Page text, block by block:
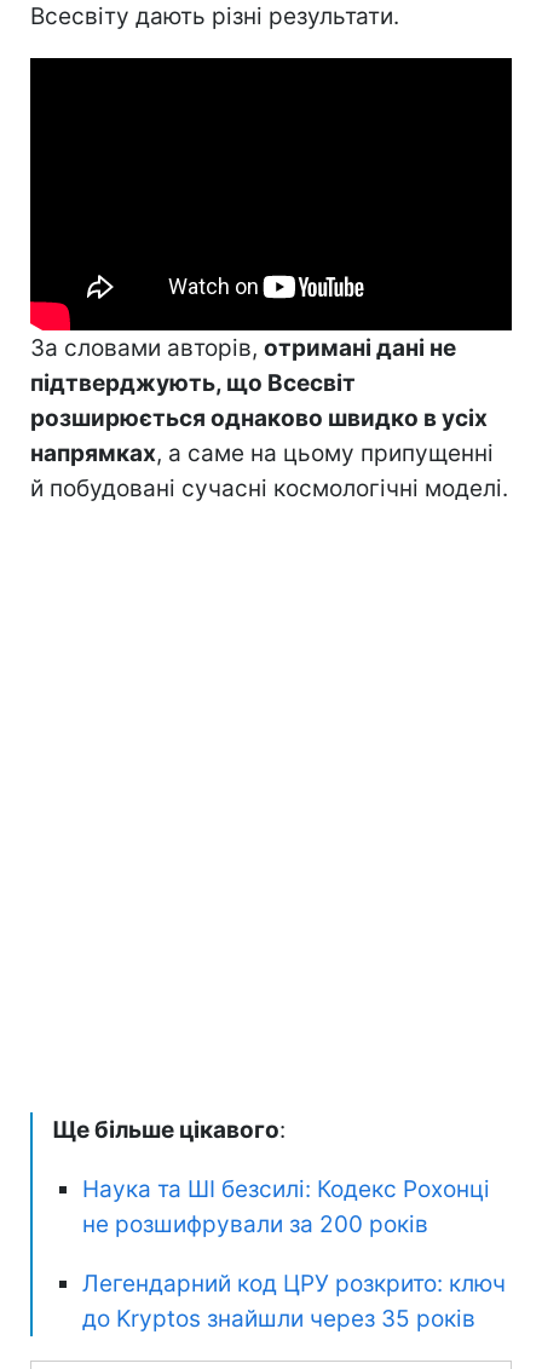
Всесвіту дають різні результати.
За словами авторів, отримані дані не
підтверджують, що Всесвіт
розширюється однаково швидко в усіх
напрямках, а саме на цьому припущенні
й побудовані сучасні космологічні моделі.
Ще більше цікавого:
Наука та ШІ безсилі: Кодекс Рохонці
не розшифрували за 200 років
Легендарний код ЦРУ розкрито: ключ
до Kryptos знайшли через 35 років